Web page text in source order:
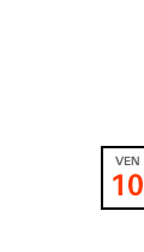
VEN
10